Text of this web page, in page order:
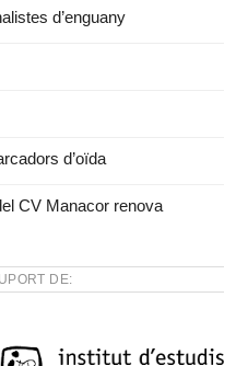
d’enguany
d’oïda
CV Manacor renova
DE: